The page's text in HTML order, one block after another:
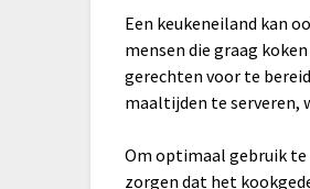
Een keukeneiland kan
mensen die graag
gerechten voor te
maaltijden te serveren,
Om optimaal gebruik te
zorgen dat het